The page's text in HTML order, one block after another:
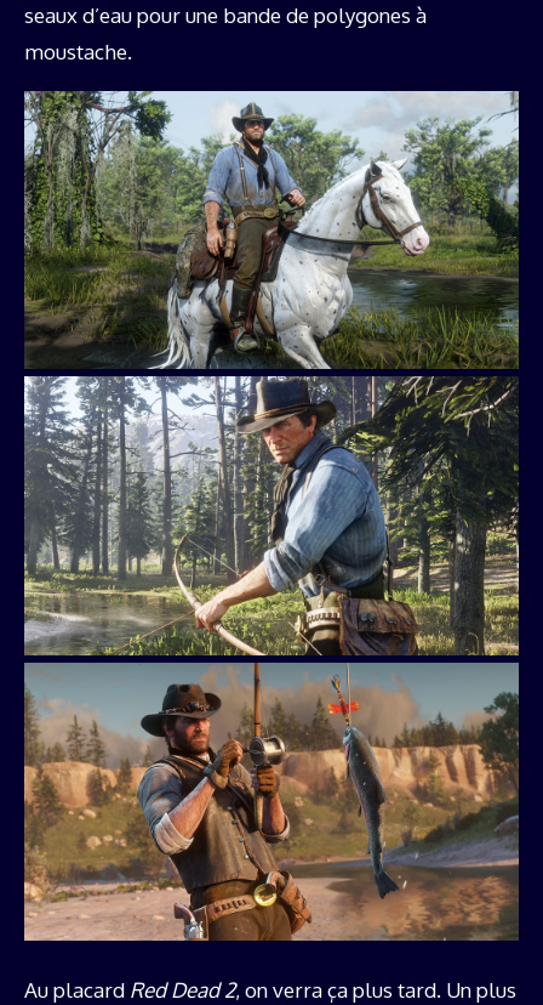
seaux d’eau pour une bande de polygones à
moustache.
Au placard Red Dead 2, on verra ça plus tard. Un plus